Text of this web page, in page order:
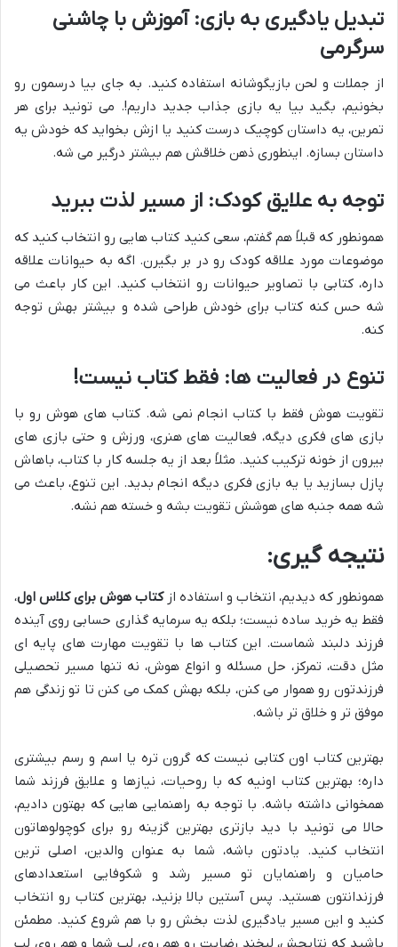
تبدیل یادگیری به بازی: آموزش با چاشنی
سرگرمی
از جملات و لحن بازیگوشانه استفاده کنید. به جای بیا درسمون رو
بخونیم، بگید بیا یه بازی جذاب جدید داریم!. می تونید برای هر
تمرین، یه داستان کوچیک درست کنید یا ازش بخواید که خودش یه
داستان بسازه. اینطوری ذهن خلاقش هم بیشتر درگیر می شه.
توجه به علایق کودک: از مسیر لذت ببرید
همونطور که قبلاً هم گفتم، سعی کنید کتاب هایی رو انتخاب کنید که
موضوعات مورد علاقه کودک رو در بر بگیرن. اگه به حیوانات علاقه
داره، کتابی با تصاویر حیوانات رو انتخاب کنید. این کار باعث می
شه حس کنه کتاب برای خودش طراحی شده و بیشتر بهش توجه
کنه.
تنوع در فعالیت ها: فقط کتاب نیست!
تقویت هوش فقط با کتاب انجام نمی شه. کتاب های هوش رو با
بازی های فکری دیگه، فعالیت های هنری، ورزش و حتی بازی های
بیرون از خونه ترکیب کنید. مثلاً بعد از یه جلسه کار با کتاب، باهاش
پازل بسازید یا یه بازی فکری دیگه انجام بدید. این تنوع، باعث می
شه همه جنبه های هوشش تقویت بشه و خسته هم نشه.
نتیجه گیری:
همونطور که دیدیم، انتخاب و استفاده ازکتاب هوش برای کلاس اول،
فقط یه خرید ساده نیست؛ بلکه یه سرمایه گذاری حسابی روی آینده
فرزند دلبند شماست. این کتاب ها با تقویت مهارت های پایه ای
مثل دقت، تمرکز، حل مسئله و انواع هوش، نه تنها مسیر تحصیلی
فرزندتون رو هموار می کنن، بلکه بهش کمک می کنن تا تو زندگی هم
موفق تر و خلاق تر باشه.
بهترین کتاب اون کتابی نیست که گرون تره یا اسم و رسم بیشتری
داره؛ بهترین کتاب اونیه که با روحیات، نیازها و علایق فرزند شما
همخوانی داشته باشه. با توجه به راهنمایی هایی که بهتون دادیم،
حالا می تونید با دید بازتری بهترین گزینه رو برای کوچولوهاتون
انتخاب کنید. یادتون باشه، شما به عنوان والدین، اصلی ترین
حامیان و راهنمایان تو مسیر رشد و شکوفایی استعدادهای
فرزندانتون هستید. پس آستین بالا بزنید، بهترین کتاب رو انتخاب
کنید و این مسیر یادگیری لذت بخش رو با هم شروع کنید. مطمئن
باشید که نتایجش، لبخند رضایت رو هم روی لب شما و هم روی لب